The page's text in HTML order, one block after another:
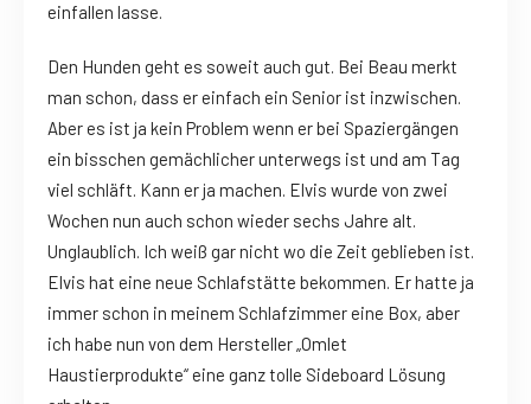
einfallen lasse.
Den Hunden geht es soweit auch gut. Bei Beau merkt
man schon, dass er einfach ein Senior ist inzwischen.
Aber es ist ja kein Problem wenn er bei Spaziergängen
ein bisschen gemächlicher unterwegs ist und am Tag
viel schläft. Kann er ja machen. Elvis wurde von zwei
Wochen nun auch schon wieder sechs Jahre alt.
Unglaublich. Ich weiß gar nicht wo die Zeit geblieben ist.
Elvis hat eine neue Schlafstätte bekommen. Er hatte ja
immer schon in meinem Schlafzimmer eine Box, aber
ich habe nun von dem Hersteller „Omlet
Haustierprodukte“ eine ganz tolle Sideboard Lösung